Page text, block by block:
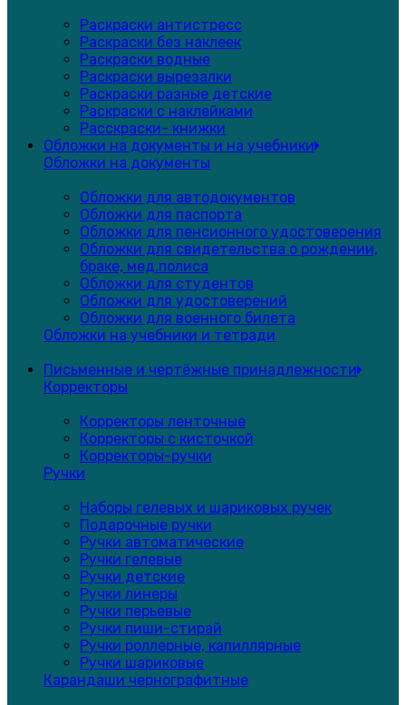
Раскраски антистресс
Раскраски без наклеек
Раскраски водные
Раскраски вырезалки
Раскраски разные детские
Раскраски с наклейками
Расскраски- книжки
Обложки на документы и на учебники
Обложки на документы
Обложки для автодокументов
Обложки для паспорта
Обложки для пенсионного удостоверения
Обложки для свидетельства о рождении,
браке, мед.полиса
Обложки для студентов
Обложки для удостоверений
Обложки для военного билета
Обложки на учебники и тетради
Письменные и чертёжные принадлежности
Корректоры
Корректоры ленточные
Корректоры с кисточкой
Корректоры-ручки
Ручки
Наборы гелевых и шариковых ручек
Подарочные ручки
Ручки автоматические
Ручки гелевые
Ручки детские
Ручки линеры
Ручки перьевые
Ручки пиши-стирай
Ручки роллерные, капиллярные
Ручки шариковые
Карандаши чернографитные